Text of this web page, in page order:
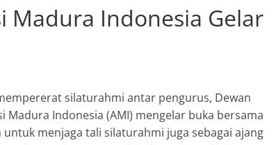
Madura Indonesia Gelar
silaturahmi antar pengurus, Dewan
Madura Indonesia (AMI) mengelar buka bersama
menjaga tali silaturahmi juga sebagai ajang
Situbondo